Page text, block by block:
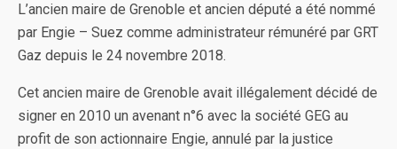
L’ancien maire de Grenoble et ancien député a été nommé
par Engie – Suez comme administrateur rémunéré par GRT
Gaz depuis le 24 novembre 2018.
Cet ancien maire de Grenoble avait illégalement décidé de
signer en 2010 un avenant n°6 avec la société GEG au
profit de son actionnaire Engie, annulé par la justice